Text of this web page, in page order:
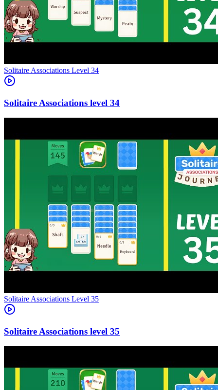
Level 34
34
Level 35
35